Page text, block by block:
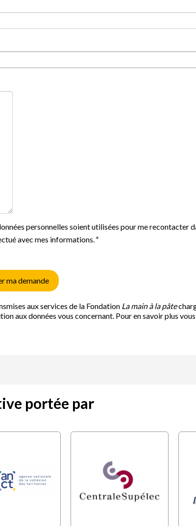
personnelles soient utilisées pour me recontacter
avec mes informations.
ma demande
aux services de la Fondation La main à la pâte
aux données vous concernant. Pour en savoir plus
portée par